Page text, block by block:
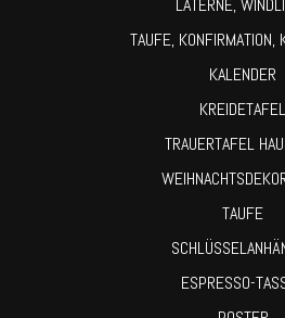
LATERNE,
TAUFE, KONFIRMATION,
KALENDER
KREIDETAFEL
TRAUERTAFEL
TAUFE
ESPRESSO-